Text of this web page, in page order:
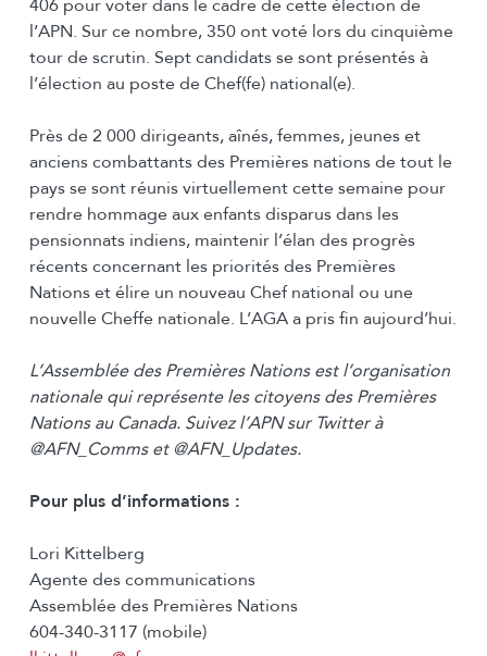
406 pour voter dans le cadre de cette élection de
l’APN. Sur ce nombre, 350 ont voté lors du cinquième
tour de scrutin. Sept candidats se sont présentés à
l’élection au poste de Chef(fe) national(e).
Près de 2 000 dirigeants, aînés, femmes, jeunes et
anciens combattants des Premières nations de tout le
pays se sont réunis virtuellement cette semaine pour
rendre hommage aux enfants disparus dans les
pensionnats indiens, maintenir l’élan des progrès
récents concernant les priorités des Premières
Nations et élire un nouveau Chef national ou une
nouvelle Cheffe nationale. L’AGA a pris fin aujourd’hui.
L’Assemblée des Premières Nations est l’organisation
nationale qui représente les citoyens des Premières
Nations au Canada. Suivez l’APN sur Twitter à
@AFN_Comms et @AFN_Updates.
Pour plus d’informations :
Lori Kittelberg
Agente des communications
Assemblée des Premières Nations
604-340-3117 (mobile)